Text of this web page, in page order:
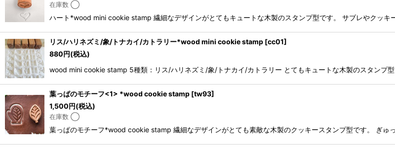
在庫数 ◯
ハート*wood mini cookie stamp 繊細なデザインがとてもキュートな木製のスタンプ型です。 サブレやクッ
リス/ハリネズミ/象/トナカイ/カトラリー*wood mini cookie stamp [cc01]
880円(税込)
wood mini cookie stamp 5種類：リス/ハリネズミ/象/トナカイ/カトラリー とてもキュートな木製のスタンプ
葉っぱのモチーフ<1> *wood cookie stamp [tw93]
1,500円(税込)
在庫数 ◯
葉っぱのモチーフ*wood cookie stamp 繊細なデザインがとても素敵な木製のクッキースタンプ型です。 ぎ